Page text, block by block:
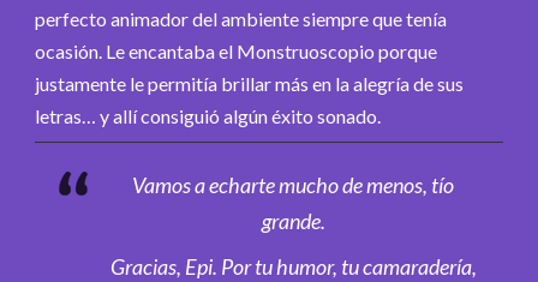
perfecto animador del ambiente siempre que tenía
ocasión. Le encantaba el Monstruoscopio porque
justamente le permitía brillar más en la alegría de sus
letras… y allí consiguió algún éxito sonado.
Vamos a echarte mucho de menos, tío
grande.
Gracias, Epi. Por tu humor, tu camaradería,